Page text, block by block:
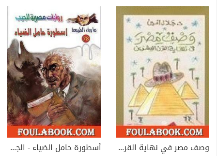
وصف مصر في نهاية القرن العشرين
أسطورة حامل الضياء - الجزء الأول